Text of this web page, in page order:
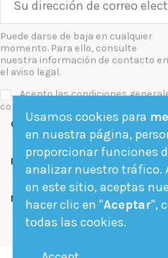
Puede darse de baja en cualquier
momento. Para ello, consulte
nuestra información de contacto en
el aviso legal.
Acepto las condiciones
confidencialidad
Contact us
Follow us
Newsletter
Usamos cookies para
en nuestra página,
proporcionar funciones
analizar nuestro tráfico.
en este sitio, aceptas
hacer clic en "Aceptar",
todas las cookies.